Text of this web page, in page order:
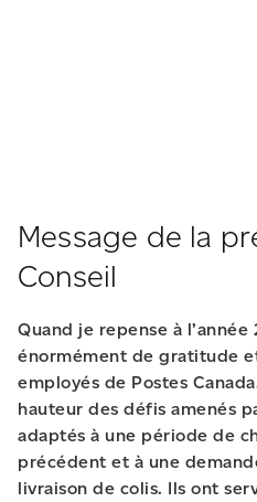
Message de la
Conseil
Quand je repense à l’année
énormément de gratitude
employés de Postes
hauteur des défis amenés
adaptés à une période de
précédent et à une
livraison de colis. Ils ont